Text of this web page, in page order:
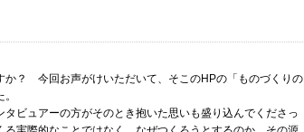
か？ 今回お声がけいただいて、そこのHPの「ものづくりの
ビュアーの方がそのとき抱いた思いも盛り込んでくださっ